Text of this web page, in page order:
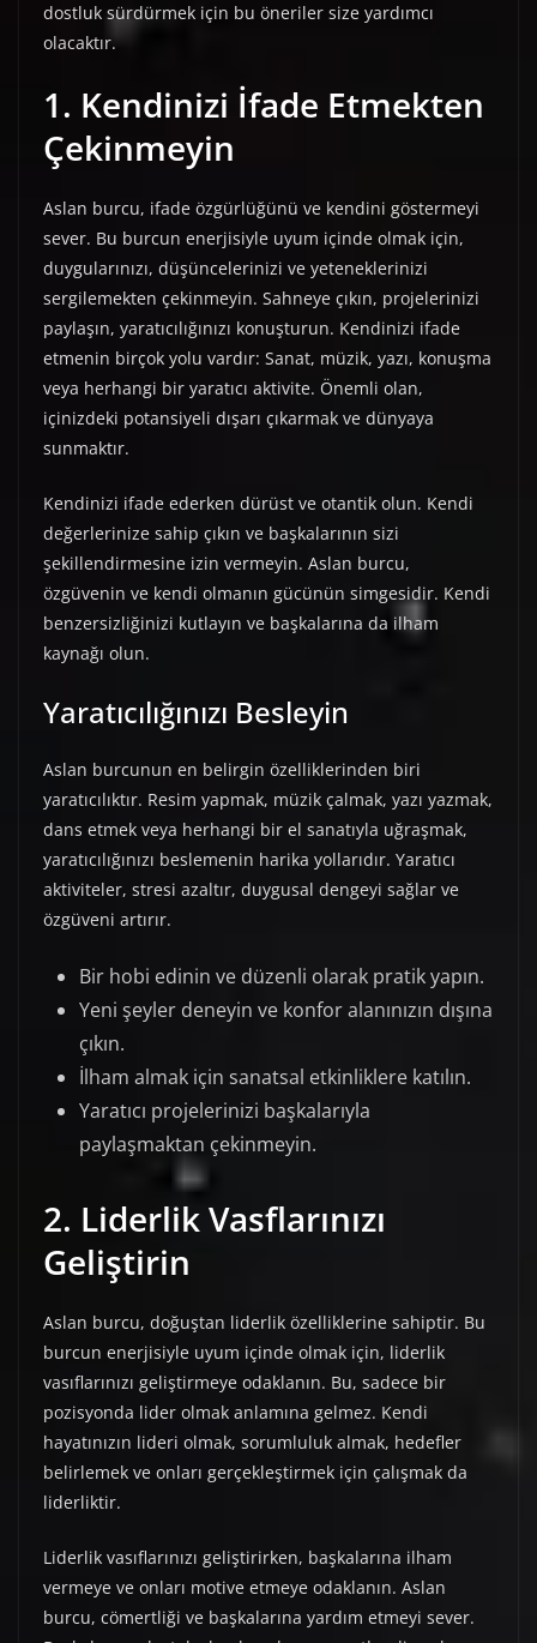
dostluk sürdürmek için bu öneriler size yardımcı
olacaktır.
1. Kendinizi İfade Etmekten
Çekinmeyin
Aslan burcu, ifade özgürlüğünü ve kendini göstermeyi
sever. Bu burcun enerjisiyle uyum içinde olmak için,
duygularınızı, düşüncelerinizi ve yeteneklerinizi
sergilemekten çekinmeyin. Sahneye çıkın, projelerinizi
paylaşın, yaratıcılığınızı konuşturun. Kendinizi ifade
etmenin birçok yolu vardır: Sanat, müzik, yazı, konuşma
veya herhangi bir yaratıcı aktivite. Önemli olan,
içinizdeki potansiyeli dışarı çıkarmak ve dünyaya
sunmaktır.
Kendinizi ifade ederken dürüst ve otantik olun. Kendi
değerlerinize sahip çıkın ve başkalarının sizi
şekillendirmesine izin vermeyin. Aslan burcu,
özgüvenin ve kendi olmanın gücünün simgesidir. Kendi
benzersizliğinizi kutlayın ve başkalarına da ilham
kaynağı olun.
Yaratıcılığınızı Besleyin
Aslan burcunun en belirgin özelliklerinden biri
yaratıcılıktır. Resim yapmak, müzik çalmak, yazı yazmak,
dans etmek veya herhangi bir el sanatıyla uğraşmak,
yaratıcılığınızı beslemenin harika yollarıdır. Yaratıcı
aktiviteler, stresi azaltır, duygusal dengeyi sağlar ve
özgüveni artırır.
Bir hobi edinin ve düzenli olarak pratik yapın.
Yeni şeyler deneyin ve konfor alanınızın dışına
çıkın.
İlham almak için sanatsal etkinliklere katılın.
Yaratıcı projelerinizi başkalarıyla
paylaşmaktan çekinmeyin.
2. Liderlik Vasflarınızı
Geliştirin
Aslan burcu, doğuştan liderlik özelliklerine sahiptir. Bu
burcun enerjisiyle uyum içinde olmak için, liderlik
vasıflarınızı geliştirmeye odaklanın. Bu, sadece bir
pozisyonda lider olmak anlamına gelmez. Kendi
hayatınızın lideri olmak, sorumluluk almak, hedefler
belirlemek ve onları gerçekleştirmek için çalışmak da
liderliktir.
Liderlik vasıflarınızı geliştirirken, başkalarına ilham
vermeye ve onları motive etmeye odaklanın. Aslan
burcu, cömertliği ve başkalarına yardım etmeyi sever.